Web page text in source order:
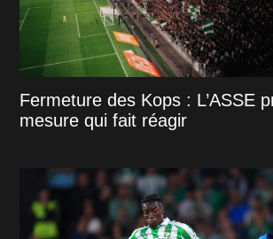
Fermeture des Kops : L’ASSE
mesure qui fait réagir